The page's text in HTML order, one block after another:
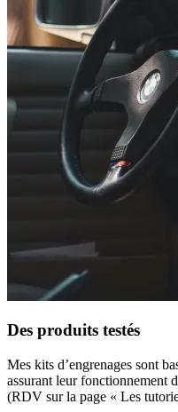
Des produits testés
Mes kits d’engrenages sont
assurant leur fonctionnement
(RDV sur la page « Les